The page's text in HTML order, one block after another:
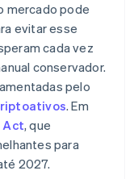
mercado pode
evitar esse
cada vez
conservador.
pelo
. Em
Act, que
para
2027.